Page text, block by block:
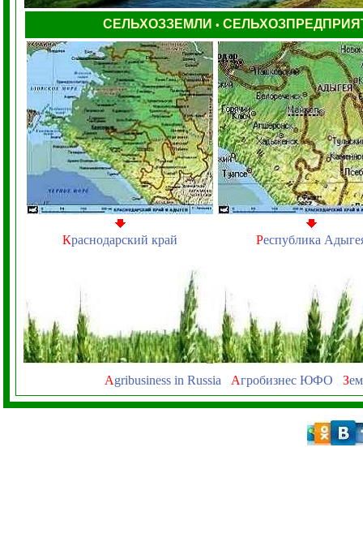
СЕЛЬХОЗЗЕМЛИ •
Краснодарский край Республика
Agribusiness in Russia Агробизнес ЮФО З